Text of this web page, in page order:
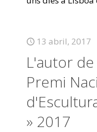
13 abril, 2017
L'autor de
Premi
» 2017